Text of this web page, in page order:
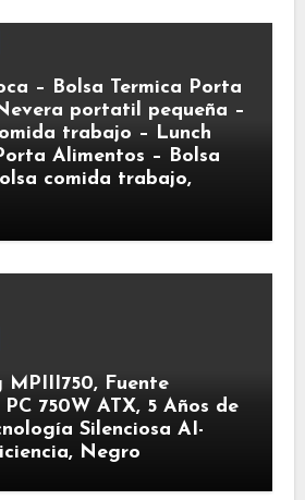
– Bolsa Termica Porta
portatil pequeña –
trabajo – Lunch
Alimentos – Bolsa
comida trabajo,
MPIII750, Fuente
750W ATX, 5 Años de
Silenciosa AI-
Negro